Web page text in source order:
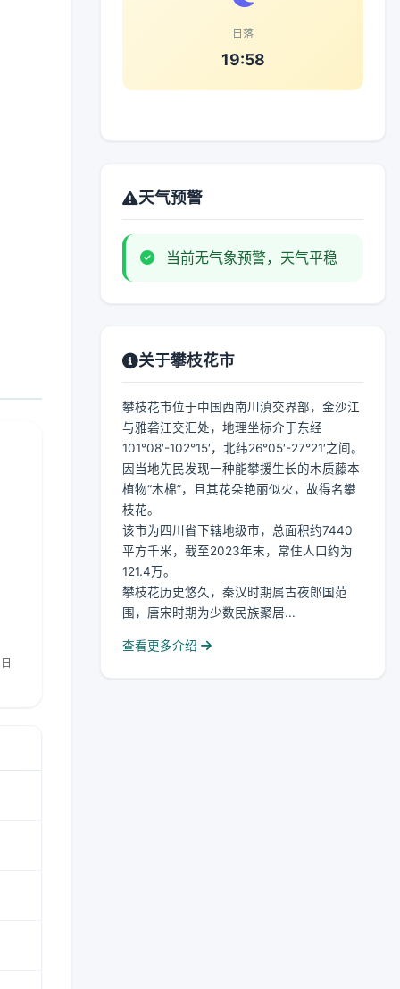
日落
19:58
天气预警
当前无气象预警，天气平稳
关于攀枝花市
攀枝花市位于中国西南川滇交界部，金沙江
与雅砻江交汇处，地理坐标介于东经
101°08′-102°15′，北纬26°05′-27°21′之间。
因当地先民发现一种能攀援生长的木质藤本
植物“木棉”，且其花朵艳丽似火，故得名攀
枝花。
该市为四川省下辖地级市，总面积约7440
平方千米，截至2023年末，常住人口约为
121.4万。
攀枝花历史悠久，秦汉时期属古夜郎国范
围，唐宋时期为少数民族聚居...
查看更多介绍